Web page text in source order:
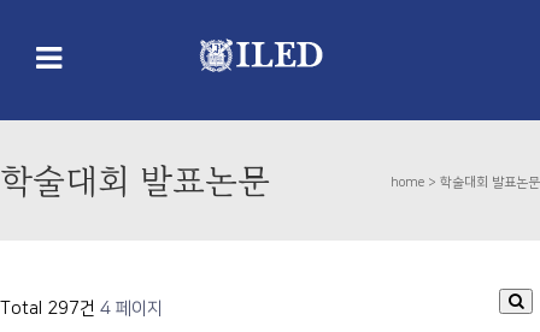
학술대회 발표논문 home > 학술대회 발표논문
Total 297건 4 페이지